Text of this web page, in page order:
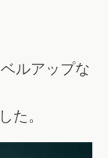
ルアップな
た。